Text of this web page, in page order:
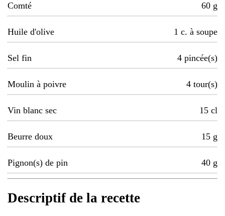
Comté 60 g
Huile d'olive 1 c. à soupe
Sel fin 4 pincée(s)
Moulin à poivre 4 tour(s)
Vin blanc sec 15 cl
Beurre doux 15 g
Pignon(s) de pin 40 g
Descriptif de la recette